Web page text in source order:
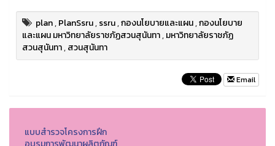
plan,PlanSsru,ssru,กองนโยบายและแผน,กองนโยบาย
และแผน มหาวิทยาลัยราชภัฏสวนสุนันทา,มหาวิทยาลัยราชภัฏ
สวนสุนันทา,สวนสุนันทา
Email
แบบสำรวจโครงการฝึก